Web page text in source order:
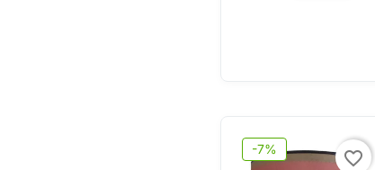
-7% favorite_border